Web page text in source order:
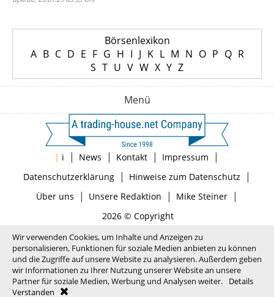
Börsenlexikon
A B C D E F G H I J K L M N O P Q R
S T U V W X Y Z
Menü
| i | News | Kontakt | Impressum |
Datenschutzerklärung| Hinweise zum Datenschutz |
Über uns | Unsere Redaktion | Mike Steiner|
2026 © Copyright
Wir verwenden Cookies, um Inhalte und Anzeigen zu
personalisieren, Funktionen für soziale Medien anbieten zu können
und die Zugriffe auf unsere Website zu analysieren. Außerdem geben
wir Informationen zu Ihrer Nutzung unserer Website an unsere
Partner für soziale Medien, Werbung und Analysen weiter.
Details
Verstanden